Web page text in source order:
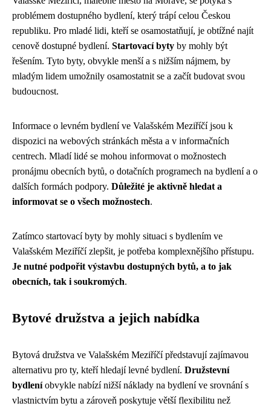
problémem dostupného bydlení, který trápí celou Českou
republiku. Pro mladé lidi, kteří se osamostatňují, je obtížné najít
cenově dostupné bydlení. Startovací byty by mohly být
řešením. Tyto byty, obvykle menší a s nižším nájmem, by
mladým lidem umožnily osamostatnit se a začít budovat svou
budoucnost.
Informace o levném bydlení ve Valašském Meziříčí jsou k
dispozici na webových stránkách města a v informačních
centrech. Mladí lidé se mohou informovat o možnostech
pronájmu obecních bytů, o dotačních programech na bydlení a o
dalších formách podpory. Důležité je aktivně hledat a
informovat se o všech možnostech.
Zatímco startovací byty by mohly situaci s bydlením ve
Valašském Meziříčí zlepšit, je potřeba komplexnějšího přístupu.
Je nutné podpořit výstavbu dostupných bytů, a to jak
obecních, tak i soukromých.
Bytové družstva a jejich nabídka
Bytová družstva ve Valašském Meziříčí představují zajímavou
alternativu pro ty, kteří hledají levné bydlení. Družstevní
bydleníobvykle nabízí nižší náklady na bydlení ve srovnání s
vlastnictvím bytu a zároveň poskytuje větší flexibilitu než